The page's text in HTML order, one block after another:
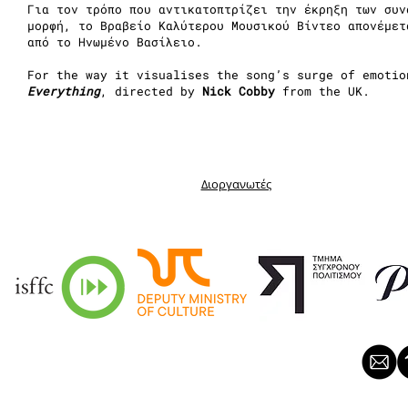
Για τον τρόπο που αντικατοπτρίζει την έκρηξη των
μορφή, το Βραβείο Καλύτερου Μουσικού Βίντεο
από το Ηνωμένο Βασίλειο.
For the way it visualises the song’s surge of
Everything, directed by Nick Cobby from the UK.
Διοργανωτές